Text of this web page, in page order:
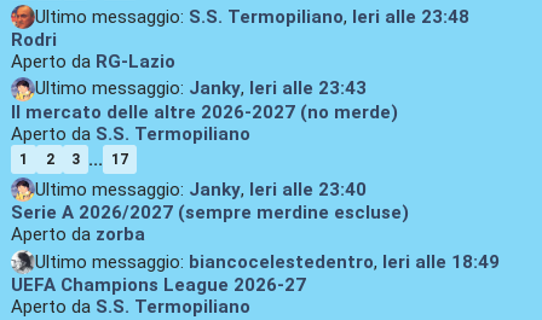
Ultimo messaggio: S.S. Termopiliano, Ieri alle 23:48
Rodri
Aperto da RG-Lazio
Ultimo messaggio: Janky, Ieri alle 23:43
Il mercato delle altre 2026-2027 (no merde)
Aperto da S.S. Termopiliano
1 2 3 ... 17
Ultimo messaggio: Janky, Ieri alle 23:40
Serie A 2026/2027 (sempre merdine escluse)
Aperto da zorba
Ultimo messaggio: biancocelestedentro, Ieri alle 18:49
UEFA Champions League 2026-27
Aperto da S.S. Termopiliano